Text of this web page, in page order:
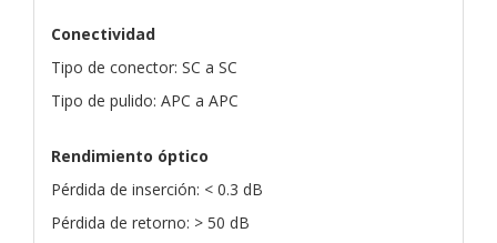
Conectividad
Tipo de conector: SC a SC
Tipo de pulido: APC a APC
Rendimiento óptico
Pérdida de inserción: < 0.3 dB
Pérdida de retorno: > 50 dB